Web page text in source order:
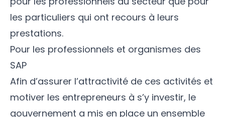
les particuliers qui ont recours à leurs
prestations.
Pour les professionnels et organismes des
SAP
Afin d’assurer l’attractivité de ces activités et
motiver les entrepreneurs à s’y investir, le
gouvernement a mis en place un ensemble